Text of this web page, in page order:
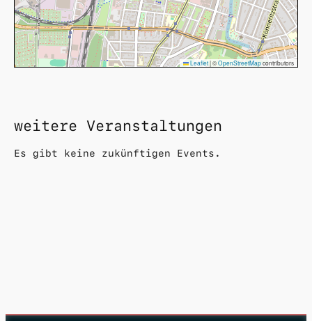
Leaflet|©OpenStreetMapcontributors
weitere Veranstaltungen
Es gibt keine zukünftigen Events.